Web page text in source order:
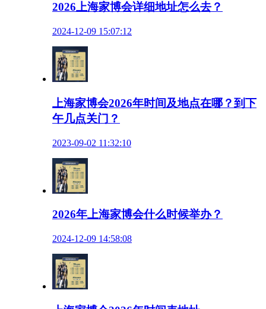
2026上海家博会详细地址怎么去？
2024-12-09 15:07:12
上海家博会2026年时间及地点在哪？到下
午几点关门？
2023-09-02 11:32:10
2026年上海家博会什么时候举办？
2024-12-09 14:58:08